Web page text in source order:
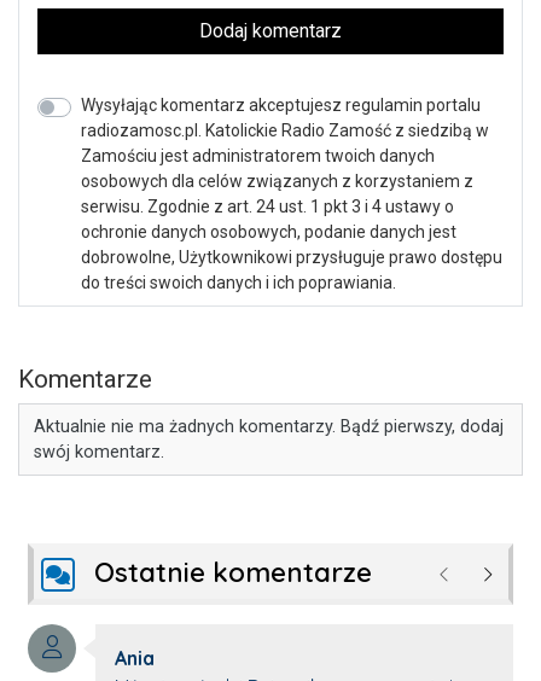
Dodaj komentarz
Wysyłając komentarz akceptujesz regulamin portalu
radiozamosc.pl. Katolickie Radio Zamość z siedzibą w
Zamościu jest administratorem twoich danych
osobowych dla celów związanych z korzystaniem z
serwisu. Zgodnie z art. 24 ust. 1 pkt 3 i 4 ustawy o
ochronie danych osobowych, podanie danych jest
dobrowolne, Użytkownikowi przysługuje prawo dostępu
do treści swoich danych i ich poprawiania.
Komentarze
Aktualnie nie ma żadnych komentarzy. Bądź pierwszy, dodaj
swój komentarz.
Ostatnie komentarze Poprzednie
Autor komentarza:
Ania